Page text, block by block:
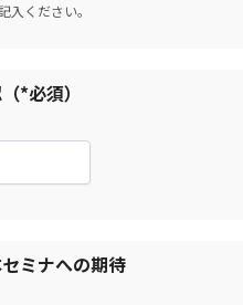
ください。
*必須）
ミナへの期待